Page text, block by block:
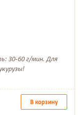
30-60 г/мин. Для
В корзину